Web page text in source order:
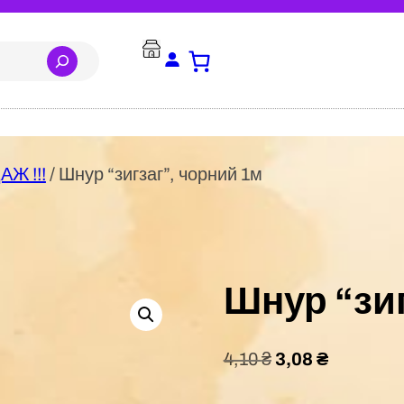
!!! / Шнур “зигзаг”, чорний 1м
Шнур
4,10₴ 3,08 ₴